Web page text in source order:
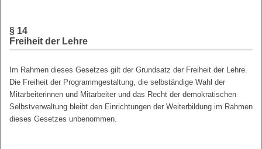
§ 14
Freiheit der Lehre
Im Rahmen dieses Gesetzes gilt der Grundsatz der Freiheit der Lehre.
Die Freiheit der Programmgestaltung, die selbständige Wahl der
Mitarbeiterinnen und Mitarbeiter und das Recht der demokratischen
Selbstverwaltung bleibt den Einrichtungen der Weiterbildung im Rahmen
dieses Gesetzes unbenommen.